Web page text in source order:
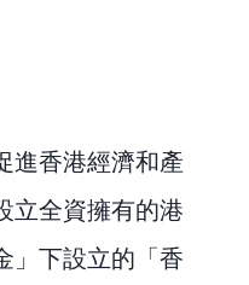
進香港經濟和產
立全資擁有的港
」下設立的「香